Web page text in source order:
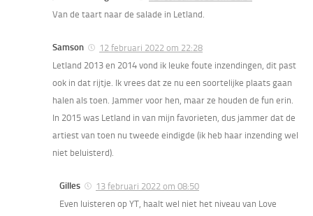
Van de taart naar de salade in Letland.
Samson
12 februari 2022 om 22:28
Letland 2013 en 2014 vond ik leuke foute inzendingen, dit past
ook in dat rijtje. Ik vrees dat ze nu een soortelijke plaats gaan
halen als toen. Jammer voor hen, maar ze houden de fun erin.
In 2015 was Letland in van mijn favorieten, dus jammer dat de
artiest van toen nu tweede eindigde (ik heb haar inzending wel
niet beluisterd).
Gilles
13 februari 2022 om 08:50
Even luisteren op YT, haalt wel niet het niveau van Love